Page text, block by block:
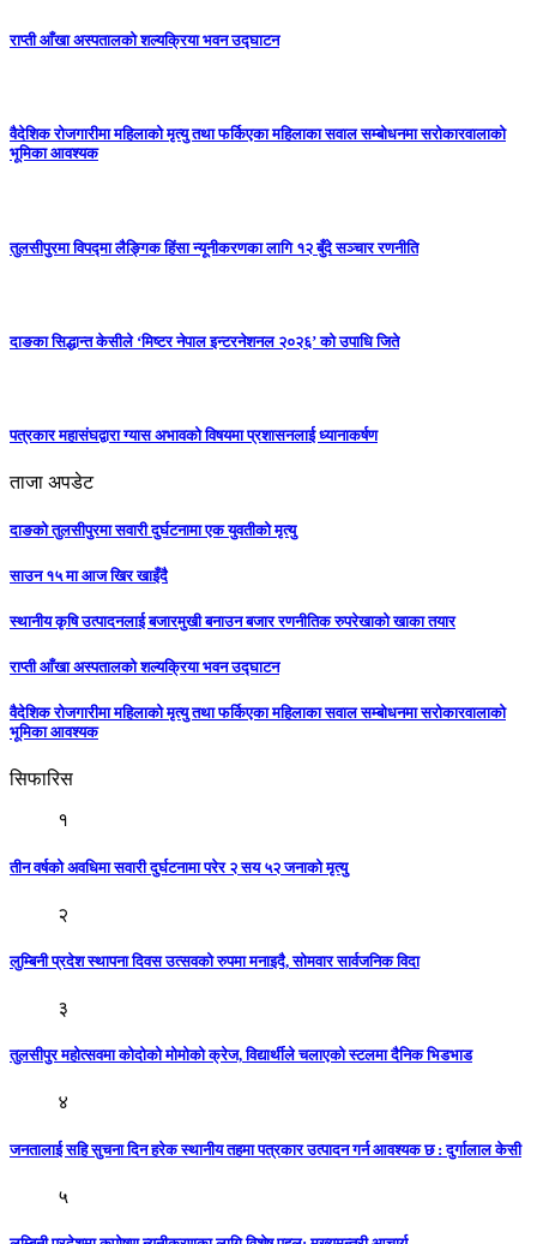
राप्ती आँखा अस्पतालको शल्यक्रिया भवन उद्घाटन
वैदेशिक रोजगारीमा महिलाको मृत्यु तथा फर्किएका महिलाका सवाल सम्बोधनमा सरोकारवालाको
भूमिका आवश्यक
तुलसीपुरमा विपद्मा लैङ्गिक हिंसा न्यूनीकरणका लागि १२ बुँदे सञ्चार रणनीति
दाङका सिद्धान्त केसीले ‘मिष्टर नेपाल इन्टरनेशनल २०२६’ को उपाधि जिते
पत्रकार महासंघद्वारा ग्यास अभावको विषयमा प्रशासनलाई ध्यानाकर्षण
ताजा अपडेट
दाङको तुलसीपुरमा सवारी दुर्घटनामा एक युवतीको मृत्यु
साउन १५ मा आज खिर खाइँदै
स्थानीय कृषि उत्पादनलाई बजारमुखी बनाउन बजार रणनीतिक रुपरेखाको खाका तयार
राप्ती आँखा अस्पतालको शल्यक्रिया भवन उद्घाटन
वैदेशिक रोजगारीमा महिलाको मृत्यु तथा फर्किएका महिलाका सवाल सम्बोधनमा सरोकारवालाको
भूमिका आवश्यक
सिफारिस
१
तीन वर्षको अवधिमा सवारी दुर्घटनामा परेर २ सय ५२ जनाको मृत्यु
२
लुम्बिनी प्रदेश स्थापना दिवस उत्सवको रुपमा मनाइदै, सोमवार सार्वजनिक विदा
३
तुलसीपुर महोत्सवमा कोदोको मोमोको क्रेज, विद्यार्थीले चलाएको स्टलमा दैनिक भिडभाड
४
जनतालाई सहि सुचना दिन हरेक स्थानीय तहमा पत्रकार उत्पादन गर्न आवश्यक छ : दुर्गालाल केसी
५